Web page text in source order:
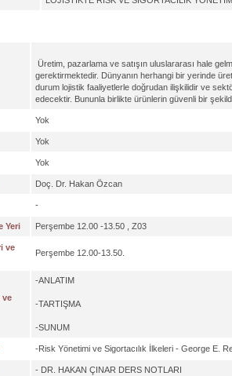
Üretim, pazarlama ve satışın uluslararası hale
gerektirmektedir. Dünyanın herhangi bir yerinde
durum lojistik faaliyetlerle doğrudan ilişkilidir ve
edecektir. Bununla birlikte ürünlerin güvenli bir
Yok
Yok
Yok
Doç. Dr. Hakan Özcan
-
Yeri Perşembe 12.00 -13.50 , Z03
ve
Perşembe 12.00-13.50.
ve
-ANLATIM
-TARTIŞMA
-SUNUM
-Risk Yönetimi ve Sigortacılık İlkeleri - George E.
- DR. HAKAN ÇINAR DERS NOTLARI